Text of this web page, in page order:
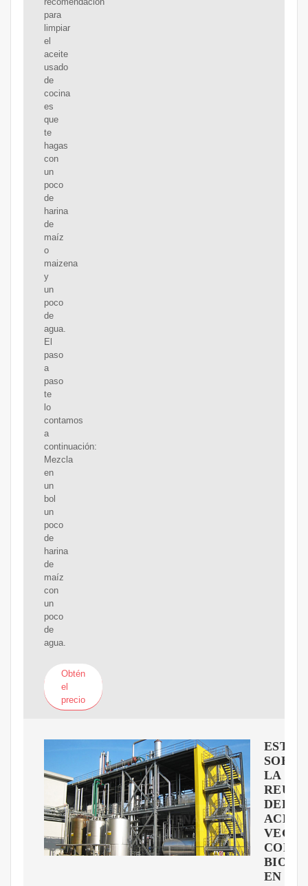
para
limpiar
el
aceite
usado
de
cocina
es
que
te
hagas
con
un
poco
de
harina
de
maíz
o
maizena
y
un
poco
de
agua.
El
paso
a
paso
te
lo
contamos
a
continuación:
Mezcla
en
un
bol
un
poco
de
harina
de
maíz
con
un
poco
de
agua.
Obtén
el
precio
SOBRE
LA
DEL
COMO
EN